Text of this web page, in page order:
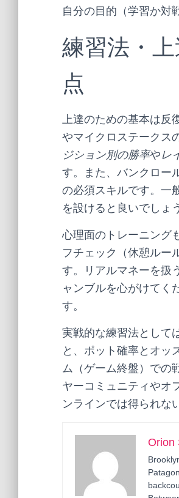
自分の目的（学習か対
練習法・
点
上達のための基本は反
やマイクロステークス
ジション別の勝率やレ
す。また、バンクロー
の必須スキルです。一
を設けると良いでしょ
心理面のトレーニング
フチェック（休憩ルー
す。リアルマネーを扱
ャンブルを心がけてく
す。
実戦的な練習法として
と、ポット確率とオッ
ム（ゲーム終盤）での
ヤーコミュニティやオ
ンラインでは得られな
Orion